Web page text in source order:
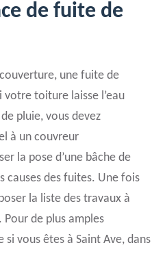
de fuite de
une fuite de
toiture laisse l’eau
pluie, vous devez
à un couvreur
la pose d’une bâche de
causes des fuites. Une fois
la liste des travaux à
de plus amples
vous êtes à Saint Ave, dans